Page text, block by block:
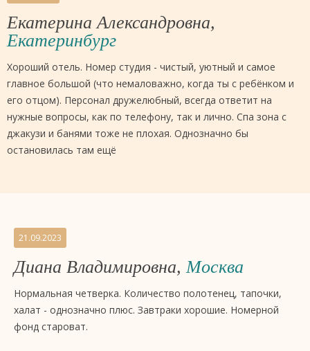
Екатерина Александровна,
Екатеринбург
Хороший отель. Номер студия - чистый, уютный и самое
главное большой (что немаловажно, когда ты с ребёнком и
его отцом). Персонал дружелюбный, всегда ответит на
нужные вопросы, как по телефону, так и лично. Спа зона с
джакузи и банями тоже не плохая. Однозначно бы
остановилась там ещё
21.09.2023
Диана Владимировна,Москва
Нормальная четверка. Количество полотенец, тапочки,
халат - однозначно плюс. Завтраки хорошие. Номерной
фонд староват.